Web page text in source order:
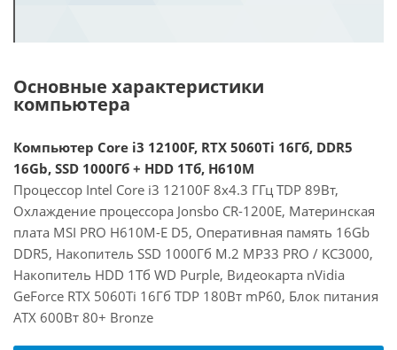
Основные характеристики
компьютера
Компьютер Core i3 12100F, RTX 5060Ti 16Гб, DDR5
16Gb, SSD 1000Гб + HDD 1Тб, H610M
Процессор Intel Core i3 12100F 8x4.3 ГГц TDP 89Вт,
Охлаждение процессора Jonsbo CR-1200E, Материнская
плата MSI PRO H610M-E D5, Оперативная память 16Gb
DDR5, Накопитель SSD 1000Гб M.2 MP33 PRO / KC3000,
Накопитель HDD 1Тб WD Purple, Видеокарта nVidia
GeForce RTX 5060Ti 16Гб TDP 180Вт mP60, Блок питания
ATX 600Вт 80+ Bronze